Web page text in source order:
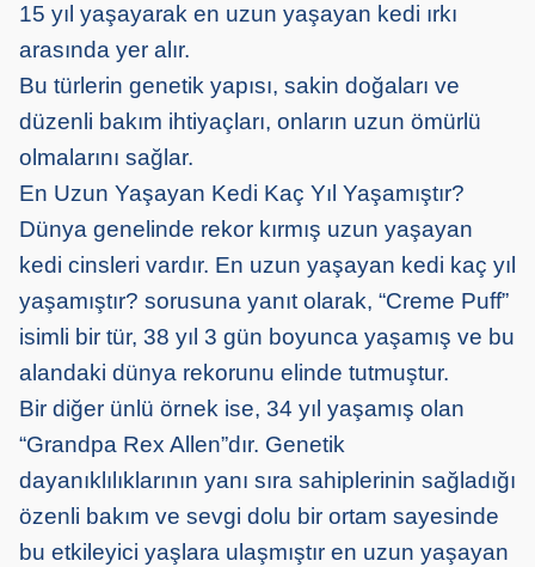
15 yıl yaşayarak en uzun yaşayan kedi ırkı
arasında yer alır.
Bu türlerin genetik yapısı, sakin doğaları ve
düzenli bakım ihtiyaçları, onların uzun ömürlü
olmalarını sağlar.
En Uzun Yaşayan Kedi Kaç Yıl Yaşamıştır?
Dünya genelinde rekor kırmış uzun yaşayan
kedi cinsleri vardır. En uzun yaşayan kedi kaç yıl
yaşamıştır? sorusuna yanıt olarak, “Creme Puff”
isimli bir tür, 38 yıl 3 gün boyunca yaşamış ve bu
alandaki dünya rekorunu elinde tutmuştur.
Bir diğer ünlü örnek ise, 34 yıl yaşamış olan
“Grandpa Rex Allen”dır. Genetik
dayanıklılıklarının yanı sıra sahiplerinin sağladığı
özenli bakım ve sevgi dolu bir ortam sayesinde
bu etkileyici yaşlara ulaşmıştır en uzun yaşayan